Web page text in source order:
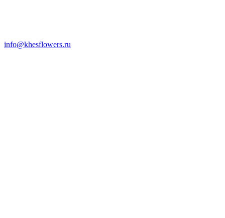
info@khesflowers.ru